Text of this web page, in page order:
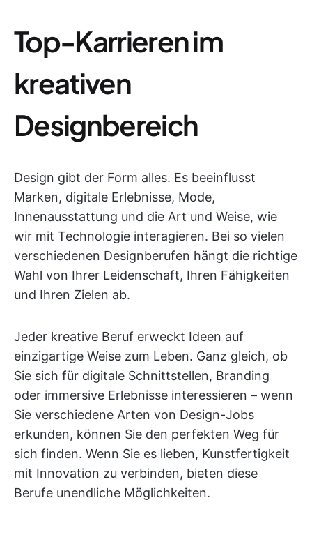
Top-Karrieren im
kreativen
Designbereich
Design gibt der Form alles. Es beeinflusst
Marken, digitale Erlebnisse, Mode,
Innenausstattung und die Art und Weise, wie
wir mit Technologie interagieren. Bei so vielen
verschiedenen Designberufen hängt die richtige
Wahl von Ihrer Leidenschaft, Ihren Fähigkeiten
und Ihren Zielen ab.
Jeder kreative Beruf erweckt Ideen auf
einzigartige Weise zum Leben. Ganz gleich, ob
Sie sich für digitale Schnittstellen, Branding
oder immersive Erlebnisse interessieren – wenn
Sie verschiedene Arten von Design-Jobs
erkunden, können Sie den perfekten Weg für
sich finden. Wenn Sie es lieben, Kunstfertigkeit
mit Innovation zu verbinden, bieten diese
Berufe unendliche Möglichkeiten.